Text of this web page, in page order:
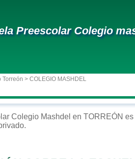
Preescolar Colegio
Torreón > COLEGIO MASHDEL
Colegio Mashdel en TORREÓN es
.